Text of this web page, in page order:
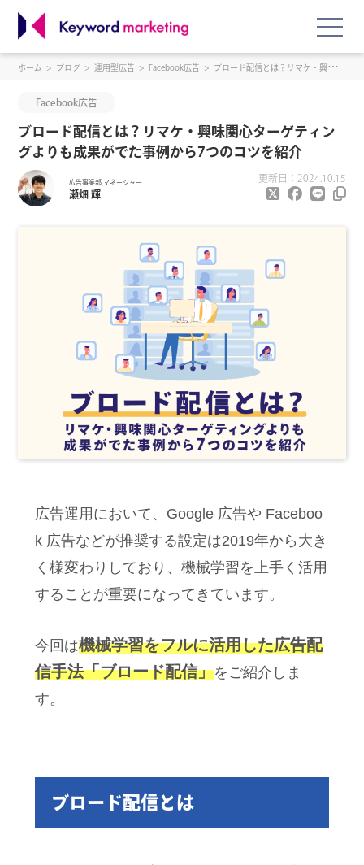
ホーム ブログ 運用型広告 Facebook広告 ブロード配信とは？リマケ・興味関心ターゲティングよりも成果がでた事例から7つのコツを紹介
Facebook広告
ブロード配信とは？リマケ・興味関心ターゲティン
グよりも成果がでた事例から7つのコツを紹介
広告事業部 マネージャー
瀬畑 輝
更新日：2024.10.15
広告運用において、Google 広告や Faceboo
k 広告などが推奨する設定は2019年から大き
く様変わりしており、機械学習を上手く活用
することが重要になってきています。
今回は機械学習をフルに活用した広告配
信手法「ブロード配信」をご紹介しま
す。
ブロード配信とは